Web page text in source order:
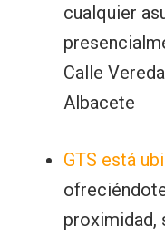
cualquier
Calle
Albacete
GTS está
proximidad,